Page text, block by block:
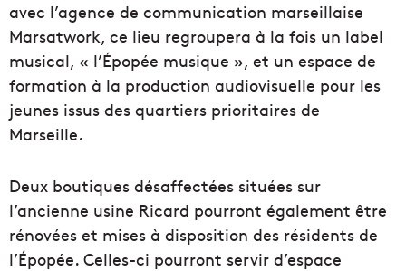
avec l’agence de communication marseillaise
Marsatwork, ce lieu regroupera à la fois un label
musical, « l’Épopée musique », et un espace de
formation à la production audiovisuelle pour les
jeunes issus des quartiers prioritaires de
Marseille.
Deux boutiques désaffectées situées sur
l’ancienne usine Ricard pourront également être
rénovées et mises à disposition des résidents de
l’Épopée. Celles-ci pourront servir d’espace